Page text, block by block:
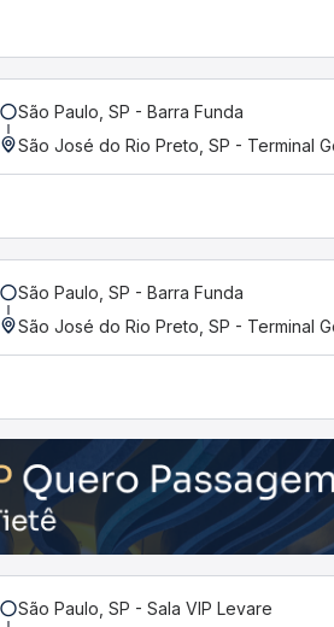
São Paulo, SP - Barra Funda
São José do Rio Preto, SP - Terminal
São Paulo, SP - Barra Funda
São José do Rio Preto, SP - Terminal
São Paulo, SP - Sala VIP Levare